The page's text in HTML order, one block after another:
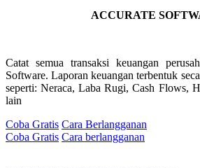
ACCURATE
Catat semua transaksi keuangan
Software. Laporan keuangan terbentuk
seperti: Neraca, Laba Rugi, Cash Flows,
lain
Coba Gratis Cara Berlangganan
Coba Gratis Cara berlangganan